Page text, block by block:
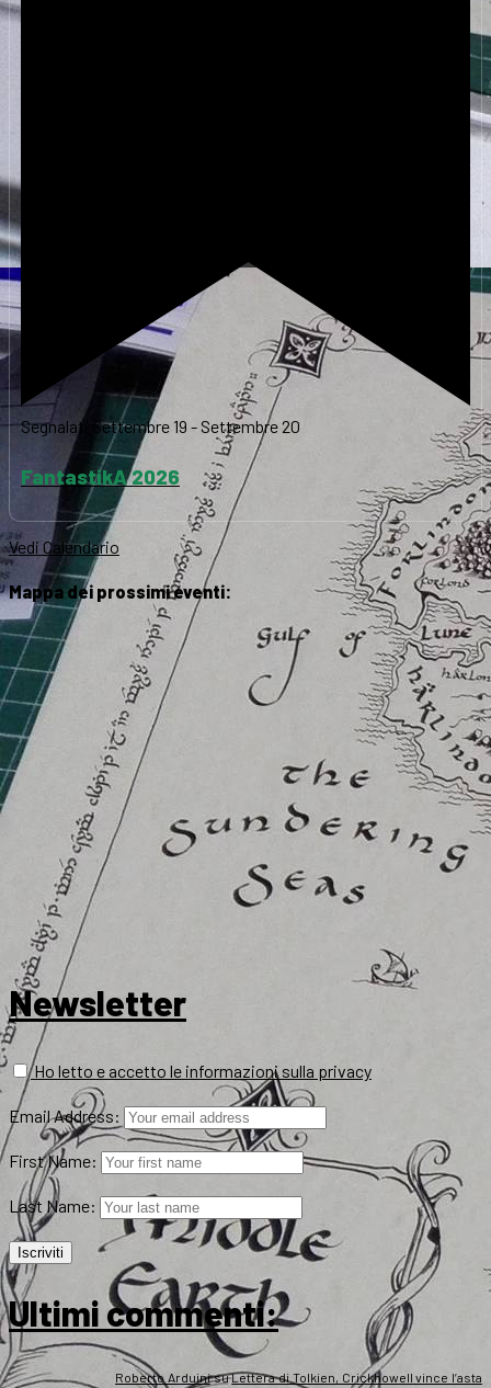
Segnalati Settembre 19 - Settembre 20
FantastikA 2026
Vedi Calendario
Mappa dei prossimi eventi:
Newsletter
Ho letto e accetto le informazioni sulla privacy
Email Address:
First Name:
Last Name:
Ultimi commenti:
Roberto ArduinisuLettera di Tolkien, Crickhowell vince l’asta